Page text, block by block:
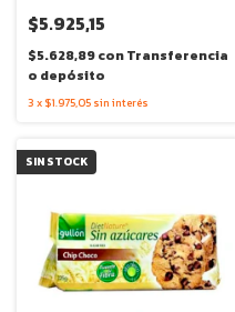
$5.925,15
$5.628,89conTransferencia
o depósito
3 x $1.975,05 sin interés
SIN STOCK